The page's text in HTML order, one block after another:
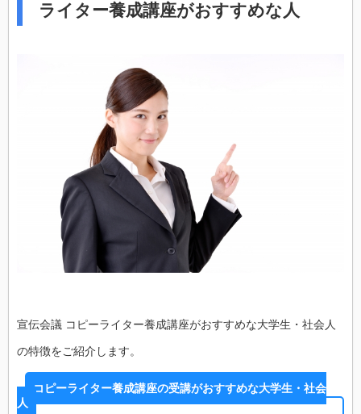
ライター養成講座がおすすめな人
宣伝会議 コピーライター養成講座がおすすめな大学生・社会人
の特徴をご紹介します。
コピーライター養成講座の受講がおすすめな大学生・社会
人